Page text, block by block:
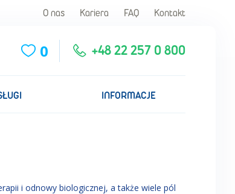
O nas Kariera FAQ Kontakt
0 +48 22 257 0 800
INFORMACJE
i odnowy biologicznej, a także wiele pól